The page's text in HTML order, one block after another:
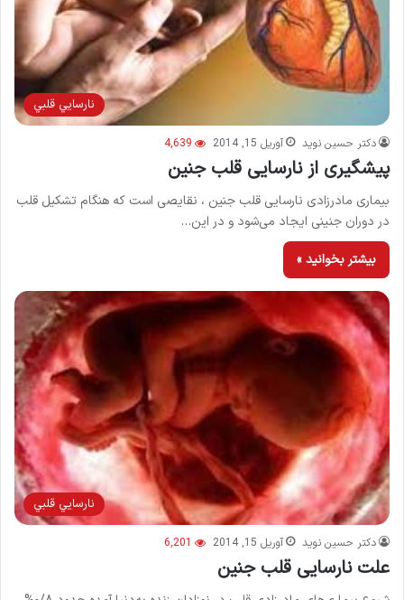
نارسايي قلبي
دکتر حسین نوید آوریل 15, 2014 4,639
پیشگیری از نارسایی قلب جنین
بیماری مادرزادی نارسایی قلب جنین ، نقایصی است که هنگام تشکیل قلب
در دوران جنینی ایجاد می‌شود و در این…
بیشتر بخوانید »
نارسايي قلبي
دکتر حسین نوید آوریل 15, 2014 6,201
علت نارسایی قلب جنین